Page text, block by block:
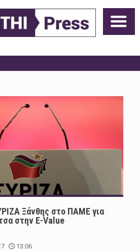
Ξάνθης στο ΠΑΜΕ για
στην E-Value
13:06